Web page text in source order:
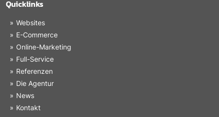
Quicklinks
Websites
E-Commerce
Online-Marketing
Full-Service
Referenzen
Die Agentur
News
Kontakt